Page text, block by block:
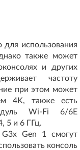
для использования
также может
и других
частоту
при этом может
4K, также есть
Wi-Fi 6/6E
5 и 6 ГГц.
G3x Gen 1 смогут
консоль